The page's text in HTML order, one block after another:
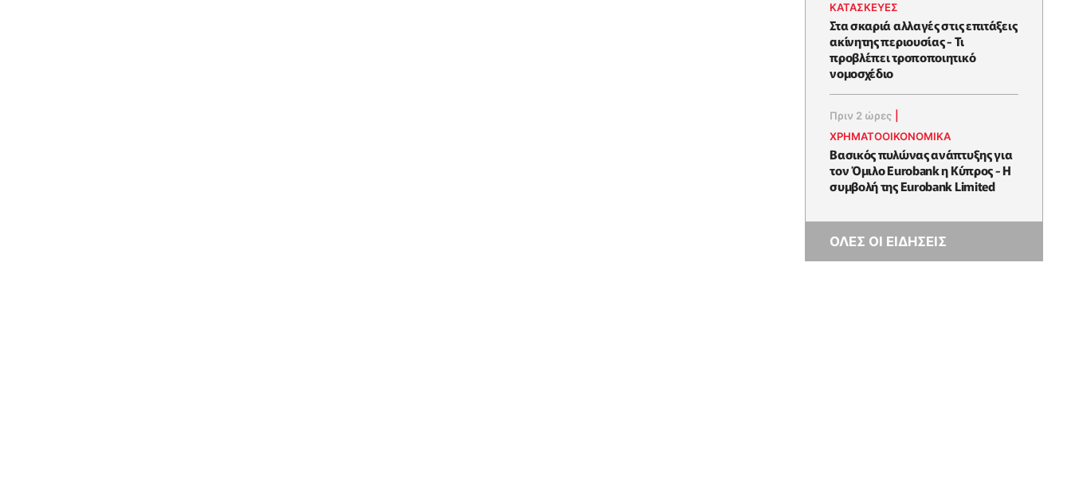
ΚΑΤΑΣΚΕΥΕΣ
Στα σκαριά αλλαγές στις επιτάξεις
ακίνητης περιουσίας - Τι
προβλέπει τροποποιητικό
νομοσχέδιο
Πριν 2 ώρες
ΧΡΗΜΑΤΟΟΙΚΟΝΟΜΙΚΆ
Βασικός πυλώνας ανάπτυξης για
τον Όμιλο Eurobank η Κύπρος - Η
συμβολή της Eurobank Limited
ΟΛΕΣ ΟΙ ΕΙΔΗΣΕΙΣ